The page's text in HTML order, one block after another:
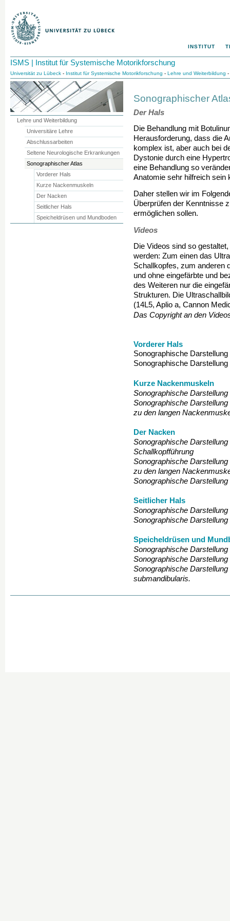
INSTITUT
ISMS | Institut für Systemische Motorikforschung
Universität zu Lübeck - Institut für Systemische Motorikforschung - Lehre und Weiterbildung -
Sonographischer
Der Hals
Die Behandlung mit
Herausforderung, dass die
komplex ist, aber auch bei
Dystonie durch eine
eine Behandlung so
Anatomie sehr hilfreich sein
Daher stellen wir im
Überprüfen der Kenntnisse
ermöglichen sollen.
Videos
Die Videos sind so
werden: Zum einen das
Schallkopfes, zum anderen
und ohne eingefärbte und
des Weiteren nur die
Strukturen. Die
(14L5, Aplio a, Cannon
Das Copyright an den
Vorderer Hals
Sonographische
Sonographische
Kurze Nackenmuskeln
Sonographische
Sonographische
zu den langen
Der Nacken
Sonographische
Schallkopfführung
Sonographische
zu den langen
Sonographische
Seitlicher Hals
Sonographische
Sonographische
Speicheldrüsen und
Sonographische
Sonographische
Sonographische
submandibularis.
Lehre und Weiterbildung
Universitäre Lehre
Abschlussarbeiten
Seltene Neurologische Erkrankungen
Sonographischer Atlas
Vorderer Hals
Kurze Nackenmuskeln
Der Nacken
Seitlicher Hals
Speicheldrüsen und Mundboden